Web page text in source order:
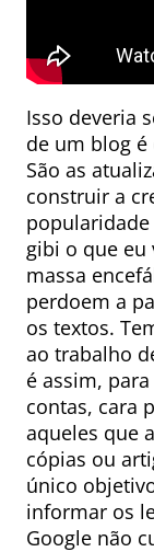
Isso deveria
de um blog
São as
construir a
popularidade
gibi o que eu
massa
perdoem a
os textos.
ao trabalho
é assim,
contas, cara
aqueles que
cópias ou
único
informar os
Google não